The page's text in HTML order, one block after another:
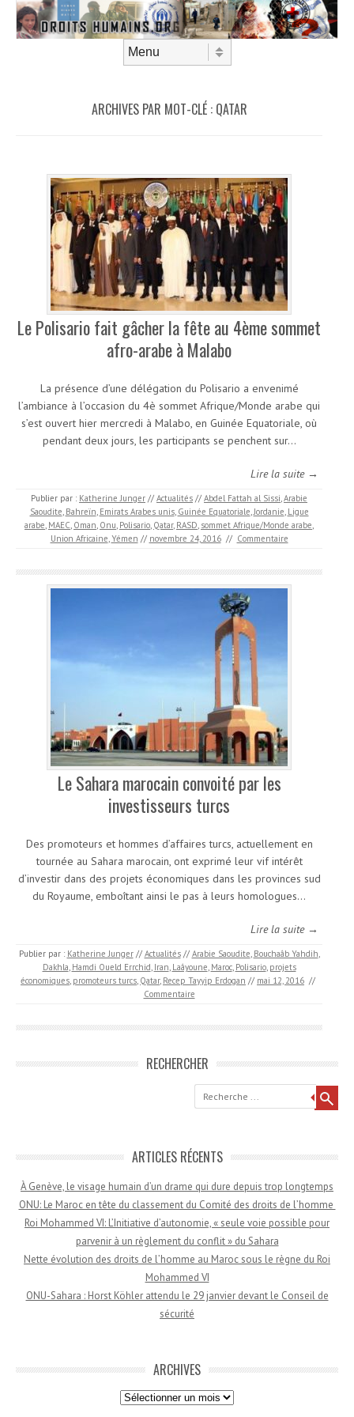
ARCHIVES PAR MOT-CLÉ : QATAR
Le Polisario fait gâcher la fête au 4ème sommet
afro-arabe à Malabo
La présence d’une délégation du Polisario a envenimé
l’ambiance à l’occasion du 4è sommet Afrique/Monde arabe qui
s’est ouvert hier mercredi à Malabo, en Guinée Equatoriale, où
pendant deux jours, les participants se penchent sur…
Lire la suite →
Publier par : Katherine Junger // Actualités // Abdel Fattah al Sissi,Arabie
Saoudite, Bahreïn, Emirats Arabes unis, Guinée Equatoriale,Jordanie, Ligue
arabe, MAEC, Oman, Onu, Polisario, Qatar, RASD, sommet Afrique/Monde arabe,
Union Africaine,Yémen // novembre 24, 2016 // Commentaire
Le Sahara marocain convoité par les
investisseurs turcs
Des promoteurs et hommes d’affaires turcs, actuellement en
tournée au Sahara marocain, ont exprimé leur vif intérêt
d’investir dans des projets économiques dans les provinces sud
du Royaume, emboîtant ainsi le pas à leurs homologues…
Lire la suite →
Publier par : Katherine Junger // Actualités // Arabie Saoudite, Bouchaâb Yahdih,
Dakhla, Hamdi Oueld Errchid, Iran, Laâyoune, Maroc, Polisario, projets
économiques, promoteurs turcs, Qatar, Recep Tayyip Erdogan // mai 12, 2016 //
Commentaire
RECHERCHER
Recherche
ARTICLES RÉCENTS
À Genève, le visage humain d’un drame qui dure depuis trop longtemps
ONU: Le Maroc en tête du classement du Comité des droits de l’homme
Roi Mohammed VI: L’Initiative d’autonomie, « seule voie possible pour
parvenir à un règlement du conflit » du Sahara
Nette évolution des droits de l’homme au Maroc sous le règne du Roi
Mohammed VI
ONU-Sahara : Horst Köhler attendu le 29 janvier devant le Conseil de
sécurité
ARCHIVES
Archives